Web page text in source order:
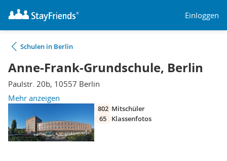
Einloggen
Schulen in Berlin
Anne-Frank-Grundschule, Berlin
Paulstr. 20b, 10557 Berlin
Mehr anzeigen
802 Mitschüler
65
Klassenfotos